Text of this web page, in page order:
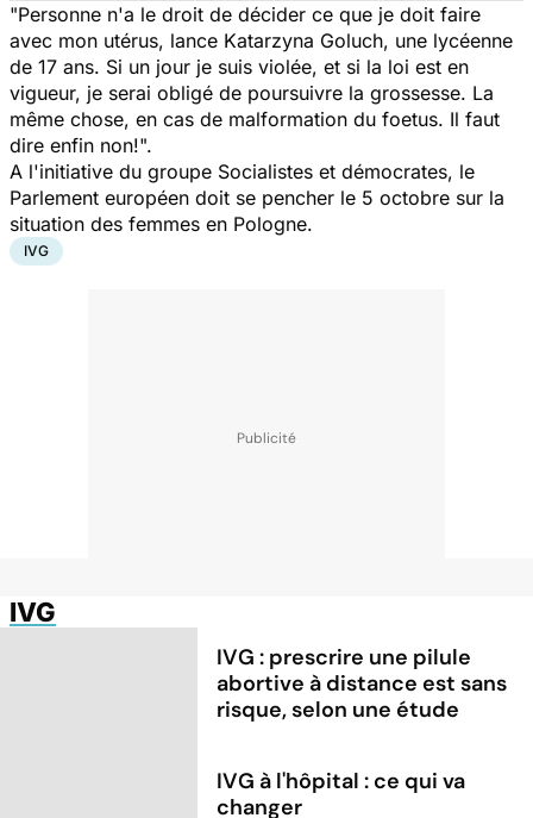
"Personne n'a le droit de décider ce que je doit faire
avec mon utérus, lance Katarzyna Goluch, une lycéenne
de 17 ans. Si un jour je suis violée, et si la loi est en
vigueur, je serai obligé de poursuivre la grossesse. La
même chose, en cas de malformation du foetus. Il faut
dire enfin non!".
A l'initiative du groupe Socialistes et démocrates, le
Parlement européen doit se pencher le 5 octobre sur la
situation des femmes en Pologne.
IVG
IVG
IVG : prescrire une pilule
abortive à distance est sans
risque, selon une étude
IVG à l'hôpital : ce qui va
changer